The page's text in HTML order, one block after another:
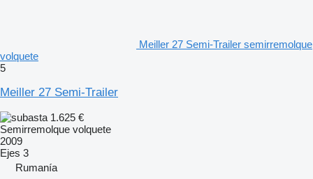
Meiller 27 Semi-Trailer semirremolque
volquete
5
Meiller 27 Semi-Trailer
1.625 €
Semirremolque volquete
2009
Ejes 3
Rumanía